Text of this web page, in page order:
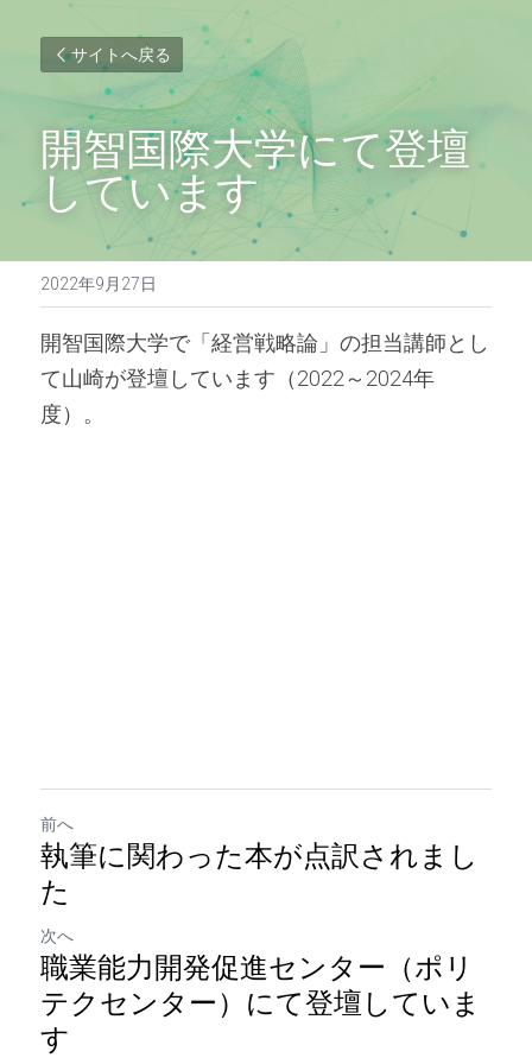
サイトへ戻る
開智国際大学にて登壇
しています
2022年9月27日
開智国際大学で「経営戦略論」の担当講師とし
て山崎が登壇しています（2022～2024年
度）。
前へ
執筆に関わった本が点訳されまし
た
次へ
職業能力開発促進センター（ポリ
テクセンター）にて登壇していま
す